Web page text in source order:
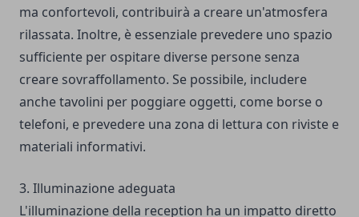
ma confortevoli, contribuirà a creare un'atmosfera
rilassata. Inoltre, è essenziale prevedere uno spazio
sufficiente per ospitare diverse persone senza
creare sovraffollamento. Se possibile, includere
anche tavolini per poggiare oggetti, come borse o
telefoni, e prevedere una zona di lettura con riviste e
materiali informativi.
3. Illuminazione adeguata
L'illuminazione della reception ha un impatto diretto